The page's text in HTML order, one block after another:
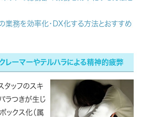
業務を効率化・DX化する方法とおすすめ
レーマーやテルハラによる精神的疲弊
タッフのスキ
ラつきが生じ
ックス化（属